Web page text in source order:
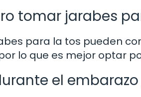
tomar jarabes
para la tos pueden
lo que es mejor optar
el